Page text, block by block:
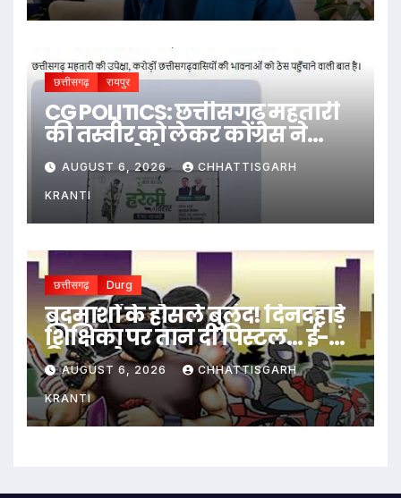
छत्तीसगढ़ रायपुर
CG POLITICS: छत्तीसगढ़ महतारी
की तस्वीर को लेकर कोंग्रेस ने
सरकार को घेरा
AUGUST 6, 2026 CHHATTISGARH
KRANTI
छत्तीसगढ़ Durg
बदमाशों के हौसले बुलंद! दिनदहाड़े
शिक्षिका पर तान दी पिस्टल… ई-
रिक्शा रोककर लूट…
AUGUST 6, 2026 CHHATTISGARH
KRANTI